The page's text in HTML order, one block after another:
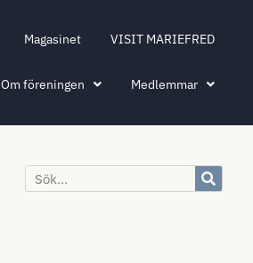
Magasinet VISIT MARIEFRED
Om föreningen Medlemmar